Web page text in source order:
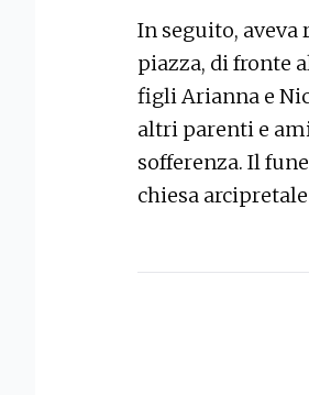
In seguito, aveva
piazza, di fronte
figli Arianna e
altri parenti e
sofferenza. Il
chiesa